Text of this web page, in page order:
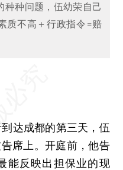
种种问题，伍幼荣自己
质不高＋行政指令=赔
成都的第三天，伍
席上。开庭前，他告
能反映出担保业的现